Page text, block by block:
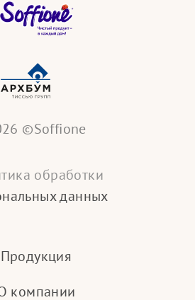
©Soffione
обработки
данных
Продукция
компании